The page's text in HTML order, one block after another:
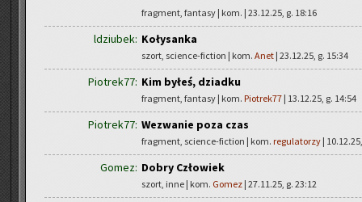
fragment, fantasy | kom. | 23.12.25, g. 18:16
ldziubek: Kołysanka
szort, science-fiction | kom. Anet | 23.12.25, g. 15:34
Piotrek77: Kim byłeś, dziadku
fragment, fantasy | kom. Piotrek77 | 13.12.25, g. 14:54
Piotrek77: Wezwanie poza czas
fragment, science-fiction | kom. regulatorzy |
Gomez: Dobry Człowiek
szort, inne | kom. Gomez | 27.11.25, g. 23:12